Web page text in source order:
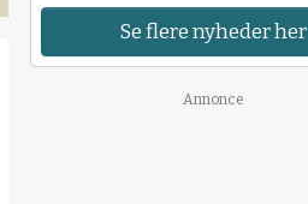
Se flere nyheder her
Annonce